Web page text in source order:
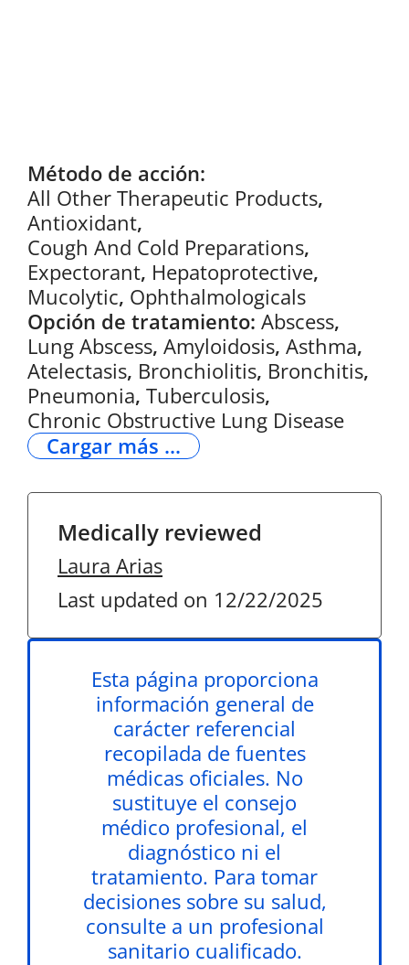
Método de acción:
All Other Therapeutic Products,
Antioxidant,
Cough And Cold Preparations,
Expectorant, Hepatoprotective,
Mucolytic, Ophthalmologicals
Opción de tratamiento: Abscess,
Lung Abscess, Amyloidosis, Asthma,
Atelectasis, Bronchiolitis, Bronchitis,
Pneumonia, Tuberculosis,
Chronic Obstructive Lung Disease
Cargar más ...
Medically reviewed
Laura Arias
Last updated on 12/22/2025
Esta página proporciona
información general de
carácter referencial
recopilada de fuentes
médicas oficiales. No
sustituye el consejo
médico profesional, el
diagnóstico ni el
tratamiento. Para tomar
decisiones sobre su salud,
consulte a un profesional
sanitario cualificado.